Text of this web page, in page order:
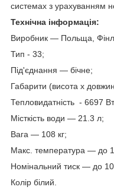
системах з урахуванням
Технічна інформація:
Виробник — Польща,
Тип - 33;
Під'єднання — бічне;
Габарити (висота х
Тепловидатність - 6697
Місткість води — 21.3 л;
Вага — 108 кг;
Макс. температура — до
Номінальний тиск — до
Колір білий.